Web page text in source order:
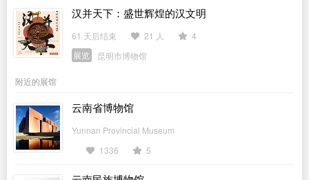
汉并天下：盛世辉煌的汉文明
61 天后结束 21 人
4
展览
昆明市博物馆
附近的展馆
云南省博物馆
Yunnan Provincial Museum
1336
5